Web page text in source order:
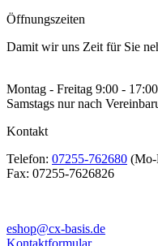
Öffnungszeiten
Damit wir uns Zeit für Sie
Montag - Freitag 9:00 -
Samstags nur nach
Kontakt
Telefon: 07255-762680 (Mo-
Fax: 07255-7626826
eshop@cx-basis.de